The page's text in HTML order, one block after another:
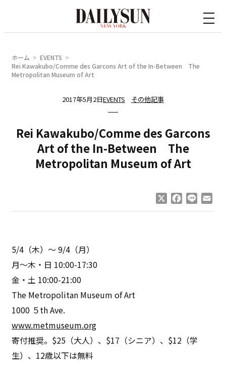
ホーム
EVENTS
Rei Kawakubo/Comme des Garcons Art of the In-Between The
Metropolitan Museum of Art
2017年5月2日EVENTS その他記事
Rei Kawakubo/Comme des Garcons
Art of the In-Between The
Metropolitan Museum of Art
Facebook
Line
5/4（木）〜 9/4（月）
月〜木・日 10:00-17:30
金・土 10:00-21:00
The Metropolitan Museum of Art
1000 ５th Ave.
www.metmuseum.org
寄付推奨。$25（大人）、$17（シニア）、$12（学
生）、12歳以下は無料